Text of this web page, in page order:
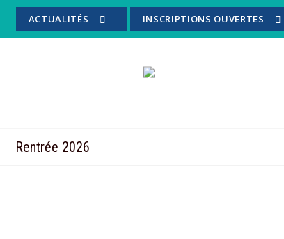
ACTUALITÉS INSCRIPTIONS OUVERTES
Rentrée 2026